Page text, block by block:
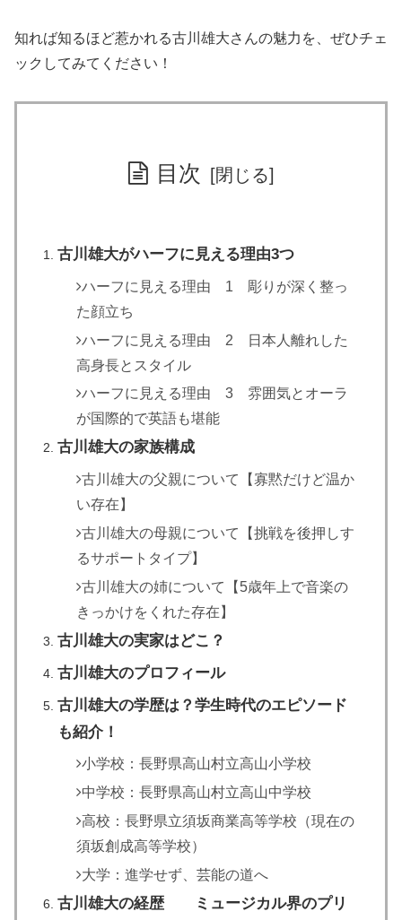
知れば知るほど惹かれる古川雄大さんの魅力を、ぜひチェ
ックしてみてください！
目次
古川雄大がハーフに見える理由3つ
ハーフに見える理由 1 彫りが深く整っ
た顔立ち
ハーフに見える理由 2 日本人離れした
高身長とスタイル
ハーフに見える理由 3 雰囲気とオーラ
が国際的で英語も堪能
古川雄大の家族構成
古川雄大の父親について【寡黙だけど温か
い存在】
古川雄大の母親について【挑戦を後押しす
るサポートタイプ】
古川雄大の姉について【5歳年上で音楽の
きっかけをくれた存在】
古川雄大の実家はどこ？
古川雄大のプロフィール
古川雄大の学歴は？学生時代のエピソード
も紹介！
小学校：長野県高山村立高山小学校
中学校：長野県高山村立高山中学校
高校：長野県立須坂商業高等学校（現在の
須坂創成高等学校）
大学：進学せず、芸能の道へ
古川雄大の経歴 ミュージカル界のプリ